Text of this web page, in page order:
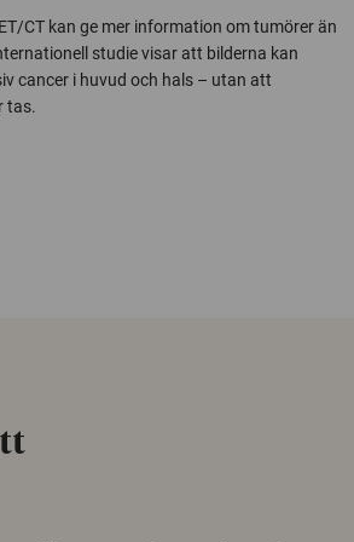
CT kan ge mer information om tumörer än
studie visar att bilderna kan
cancer i huvud och hals – utan att
tas.